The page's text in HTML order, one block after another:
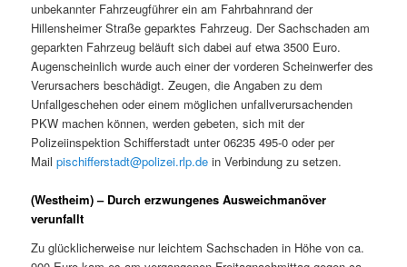
unbekannter Fahrzeugführer ein am Fahrbahnrand der
Hillensheimer Straße geparktes Fahrzeug. Der Sachschaden am
geparkten Fahrzeug beläuft sich dabei auf etwa 3500 Euro.
Augenscheinlich wurde auch einer der vorderen Scheinwerfer des
Verursachers beschädigt. Zeugen, die Angaben zu dem
Unfallgeschehen oder einem möglichen unfallverursachenden
PKW machen können, werden gebeten, sich mit der
Polizeiinspektion Schifferstadt unter 06235 495-0 oder per
Mailpischifferstadt@polizei.rlp.de in Verbindung zu setzen.
(Westheim) – Durch erzwungenes Ausweichmanöver
verunfallt
Zu glücklicherweise nur leichtem Sachschaden in Höhe von ca.